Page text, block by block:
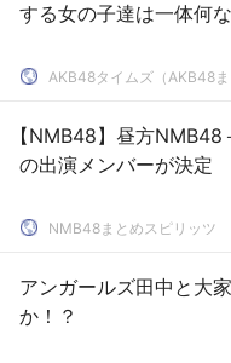
する女の子達は一体何
AKB48タイムズ（AKB48ま
【NMB48】昼方
の出演メンバーが決定
NMB48まとめスピリッツ
アンガールズ田中と大
か！？